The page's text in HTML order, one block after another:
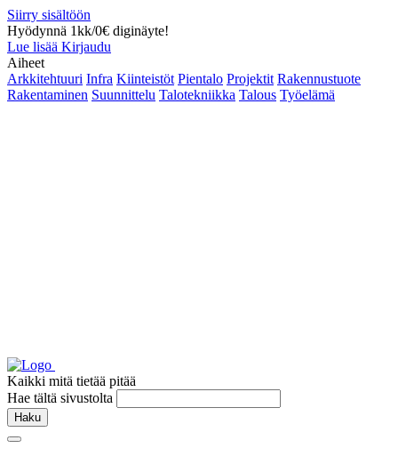
Siirry sisältöön
Hyödynnä 1kk/0€ diginäyte!
Lue lisää Kirjaudu
Aiheet
Arkkitehtuuri Infra Kiinteistöt Pientalo Projektit Rakennustuote
Rakentaminen Suunnittelu Talotekniikka Talous Työelämä
Kaikki mitä tietää pitää
Hae tältä sivustolta
Haku